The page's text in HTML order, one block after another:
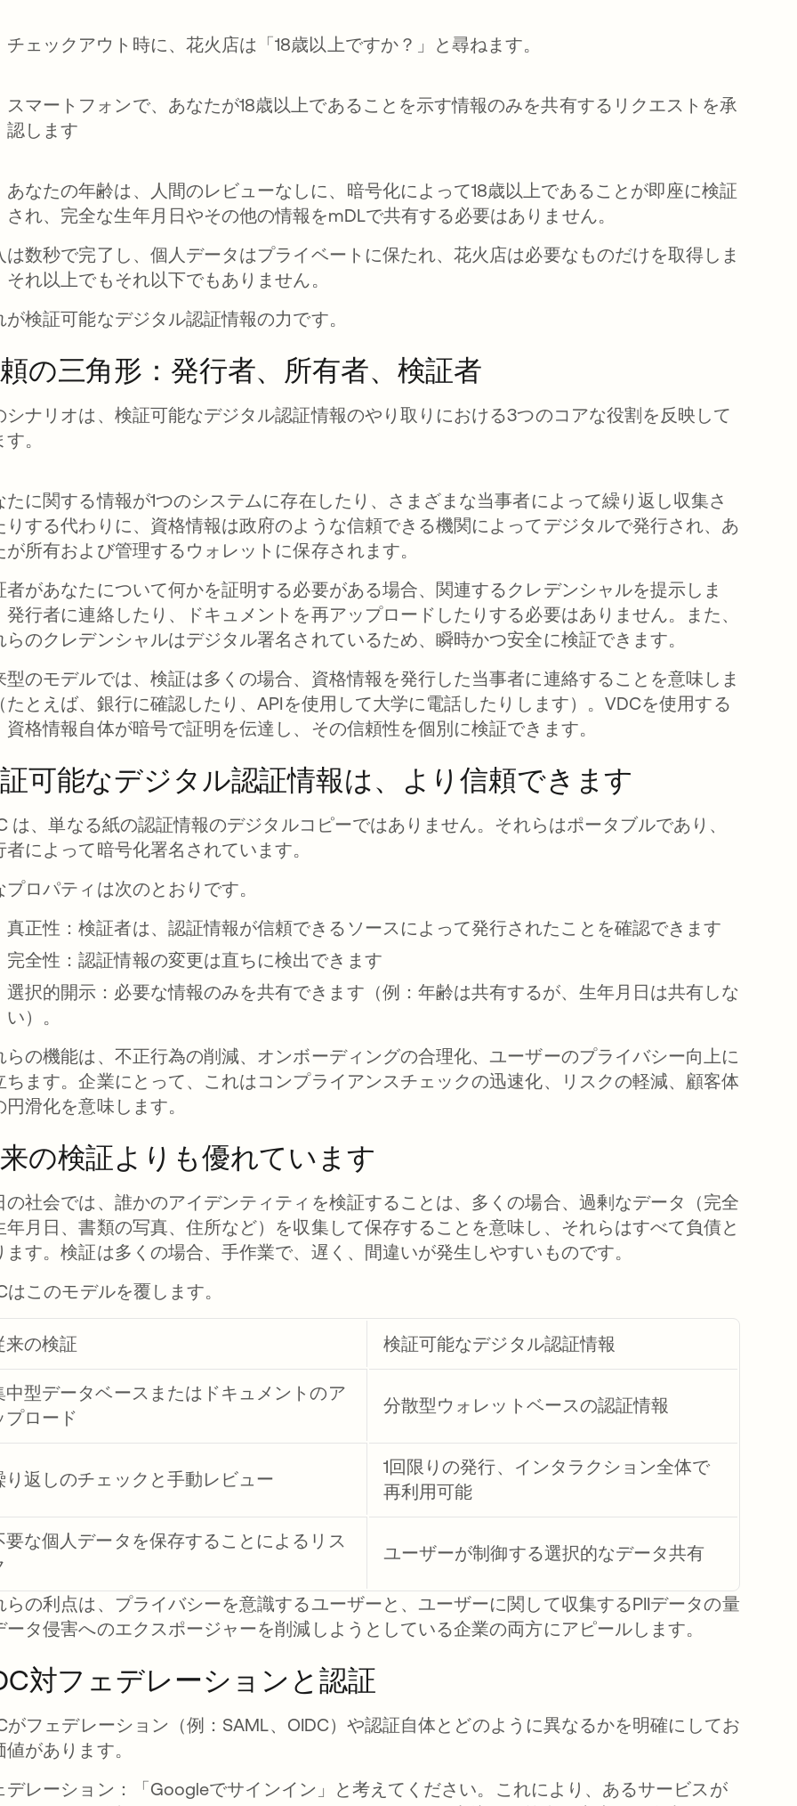
チェックアウト時に、花火店は「18歳以上ですか？」と尋ねます。
スマートフォンで、あなたが18歳以上であることを示す情報のみを共有するリクエストを承
認します
あなたの年齢は、人間のレビューなしに、暗号化によって18歳以上であることが即座に検証
され、完全な生年月日やその他の情報をmDLで共有する必要はありません。
は数秒で完了し、個人データはプライベートに保たれ、花火店は必要なものだけを取得しま
それ以上でもそれ以下でもありません。
が検証可能なデジタル認証情報の力です。
の三角形：発行者、所有者、検証者
シナリオは、検証可能なデジタル認証情報のやり取りにおける3つのコアな役割を反映して
。
たに関する情報が1つのシステムに存在したり、さまざまな当事者によって繰り返し収集さ
りする代わりに、資格情報は政府のような信頼できる機関によってデジタルで発行され、あ
が所有および管理するウォレットに保存されます。
者があなたについて何かを証明する必要がある場合、関連するクレデンシャルを提示しま
発行者に連絡したり、ドキュメントを再アップロードしたりする必要はありません。また、
らのクレデンシャルはデジタル署名されているため、瞬時かつ安全に検証できます。
型のモデルでは、検証は多くの場合、資格情報を発行した当事者に連絡することを意味しま
たとえば、銀行に確認したり、APIを使用して大学に電話したりします）。VDCを使用する
資格情報自体が暗号で証明を伝達し、その信頼性を個別に検証できます。
可能なデジタル認証情報は、より信頼できます
は、単なる紙の認証情報のデジタルコピーではありません。それらはポータブルであり、
者によって暗号化署名されています。
プロパティは次のとおりです。
真正性：検証者は、認証情報が信頼できるソースによって発行されたことを確認できます
完全性：認証情報の変更は直ちに検出できます
選択的開示：必要な情報のみを共有できます（例：年齢は共有するが、生年月日は共有しな
い）。
らの機能は、不正行為の削減、オンボーディングの合理化、ユーザーのプライバシー向上に
ちます。企業にとって、これはコンプライアンスチェックの迅速化、リスクの軽減、顧客体
円滑化を意味します。
の検証よりも優れています
の社会では、誰かのアイデンティティを検証することは、多くの場合、過剰なデータ（完全
年月日、書類の写真、住所など）を収集して保存することを意味し、それらはすべて負債と
ます。検証は多くの場合、手作業で、遅く、間違いが発生しやすいものです。
はこのモデルを覆します。
来の検証 検証可能なデジタル認証情報
中型データベースまたはドキュメントのア
プロード
分散型ウォレットベースの認証情報
り返しのチェックと手動レビュー
1回限りの発行、インタラクション全体で
再利用可能
要な個人データを保存することによるリス
ユーザーが制御する選択的なデータ共有
らの利点は、プライバシーを意識するユーザーと、ユーザーに関して収集するPIIデータの量
ータ侵害へのエクスポージャーを削減しようとしている企業の両方にアピールします。
対フェデレーションと認証
がフェデレーション（例：SAML、OIDC）や認証自体とどのように異なるかを明確にしてお
値があります。
デレーション：「Googleでサインイン」と考えてください。これにより、あるサービスが